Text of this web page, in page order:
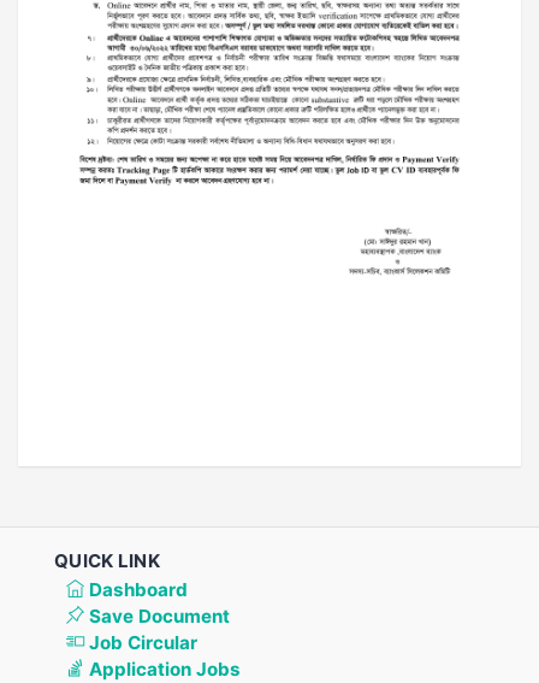
QUICK LINK
Dashboard
Save Document
Job Circular
Application Jobs